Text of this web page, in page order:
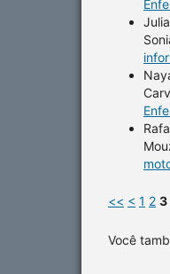
<< < 1 2 3
Você